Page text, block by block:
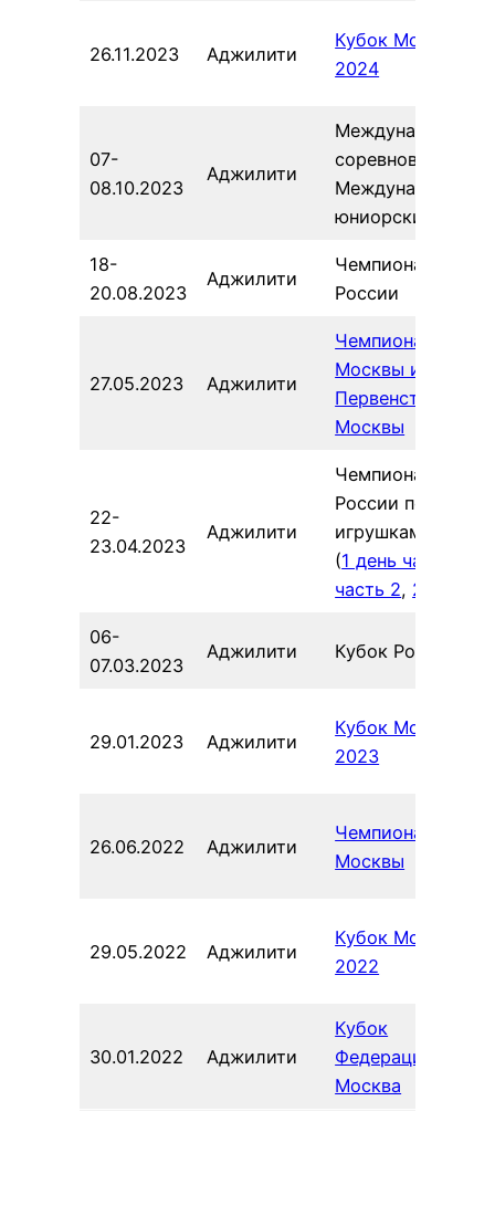
26.11.2023 Аджилити
Кубок Москвы
2024
07-
08.10.2023
Аджилити
Международные
соревнования /
Международные
юниорские
18-
20.08.2023
Аджилити
Чемпионат
России
27.05.2023 Аджилити
Чемпионат
Москвы и
Первенство
Москвы
22-
23.04.2023
Аджилити
Чемпионат
России по
игрушкам
(1 день часть 1
часть 2, 2 день
06-
07.03.2023
Аджилити Кубок России
29.01.2023 Аджилити
Кубок Москвы
2023
26.06.2022 Аджилити
Чемпионат
Москвы
29.05.2022 Аджилити
Кубок Москвы
2022
30.01.2022 Аджилити
Кубок
Федерации г.
Москва